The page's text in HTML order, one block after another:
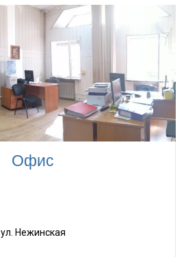
Офис
ул. Нежинская